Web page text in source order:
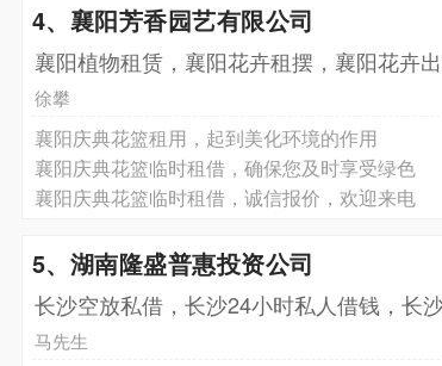
4、襄阳芳香园艺有限公司
襄阳植物租赁，襄阳花卉租摆，襄阳花卉出
徐攀
襄阳庆典花篮租用，起到美化环境的作用
襄阳庆典花篮临时租借，确保您及时享受绿色
襄阳庆典花篮临时租借，诚信报价，欢迎来电
5、湖南隆盛普惠投资公司
长沙空放私借，长沙24小时私人借钱，长
马先生